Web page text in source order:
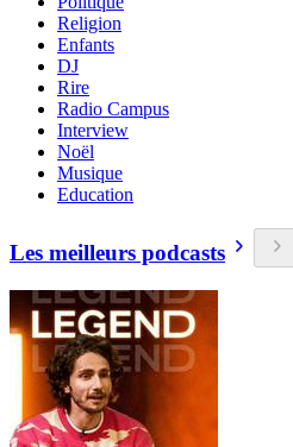
Religion
Enfants
DJ
Rire
Radio Campus
Interview
Noël
Musique
Education
Les meilleurs podcasts